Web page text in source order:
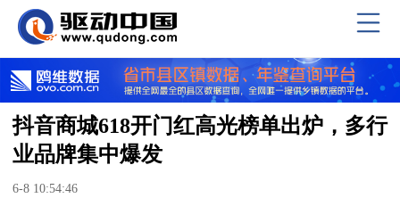
抖音商城618开门红高光榜单出炉，多行
业品牌集中爆发
6-8 10:54:46